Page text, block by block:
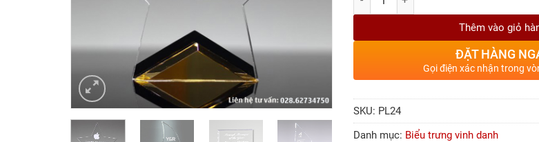
Thêm vào giỏ
ĐẶT HÀNG
Gọi điện xác nhận trong
SKU: PL24
Danh mục: Biểu trưng vinh danh